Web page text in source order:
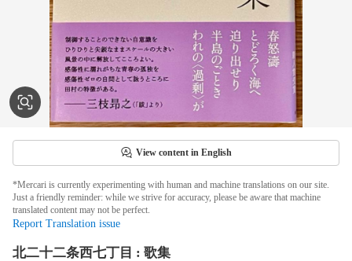
View content in English
*Mercari is currently experimenting with human and machine translations on our site.
Just a friendly reminder: while we strive for accuracy, please be aware that machine
translated content may not be perfect.
Report Translation issue
北二十二条西七丁目 : 歌集